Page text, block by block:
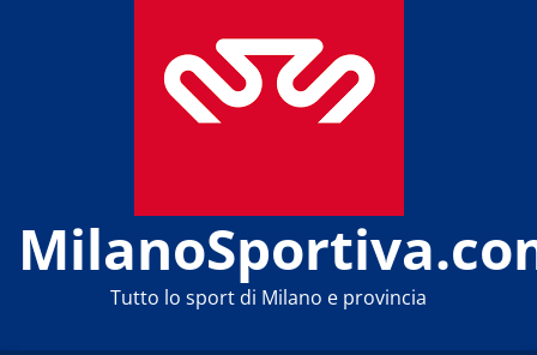
Tutto lo sport di Milano e provincia